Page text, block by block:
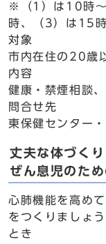
※（1）は10時
時、（3）は15
対象
市内在住の20歳
内容
健康・禁煙相談
問合せ先
東保健センター
丈夫な体づくり
ぜん息児のた
心肺機能を高め
をつくりましょう
とき